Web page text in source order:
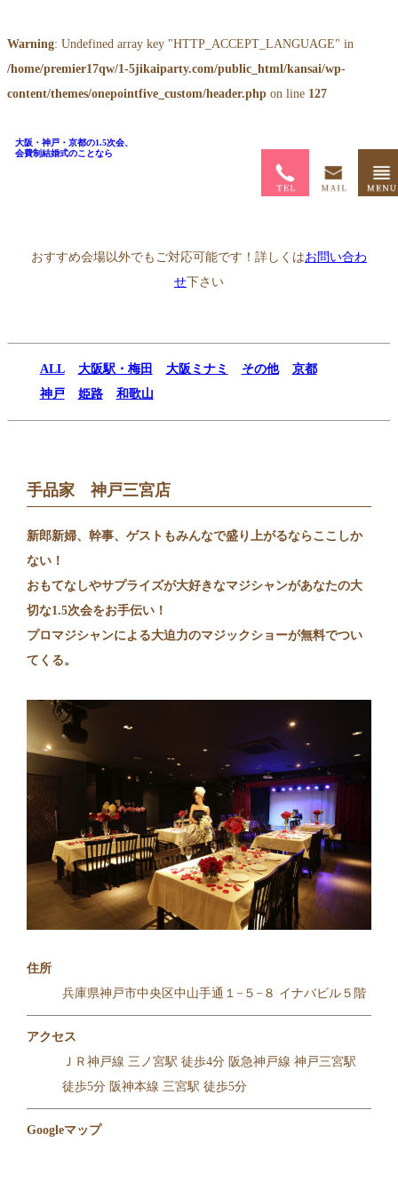
Warning: Undefined array key "HTTP_ACCEPT_LANGUAGE" in
/home/premier17qw/1-5jikaiparty.com/public_html/kansai/wp-
content/themes/onepointfive_custom/header.php on line 127
大阪・神戸・京都の1.5次会、
会費制結婚式のことなら
おすすめ会場以外でもご対応可能です！詳しくはお問い合わ
せ下さい
ALL 大阪駅・梅田 大阪ミナミ その他
京都
神戸
姫路 和歌山
手品家 神戸三宮店
新郎新婦、幹事、ゲストもみんなで盛り上がるならここしか
ない！
おもてなしやサプライズが大好きなマジシャンがあなたの大
切な1.5次会をお手伝い！
プロマジシャンによる大迫力のマジックショーが無料でつい
てくる。
住所
兵庫県神戸市中央区中山手通１−５−８ イナバビル５階
アクセス
ＪＲ神戸線 三ノ宮駅 徒歩4分 阪急神戸線 神戸三宮駅
徒歩5分 阪神本線 三宮駅 徒歩5分
Googleマップ